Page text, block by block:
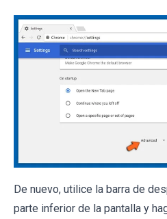
De nuevo, utilice la barra de
parte inferior de la pantalla y